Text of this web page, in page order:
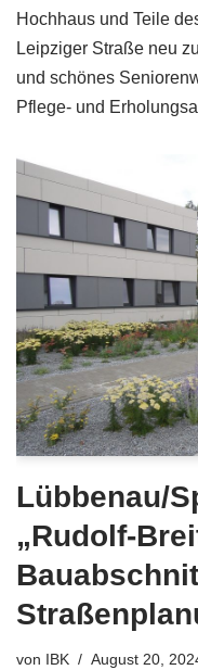
Hochhaus und Teile
Leipziger Straße neu
und schönes
Pflege- und
Lübbenau/
„Rudolf-
von IBK August 20,